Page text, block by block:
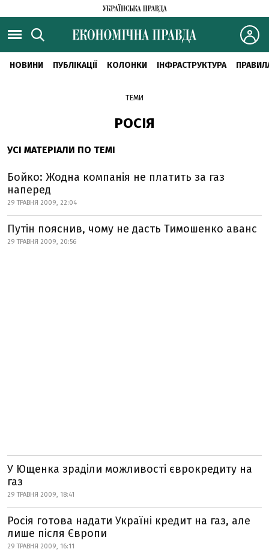
НОВИНИ ПУБЛІКАЦІЇ КОЛОНКИ ІНФРАСТРУКТУРА
ТЕМИ
РОСІЯ
УСІ МАТЕРІАЛИ ПО ТЕМІ
Бойко: Жодна компанія не платить за газ
наперед
29 ТРАВНЯ 2009, 22:04
Путін пояснив, чому не дасть Тимошенко аванс
29 ТРАВНЯ 2009, 20:56
У Ющенка зраділи можливості єврокредиту на
газ
29 ТРАВНЯ 2009, 18:41
Росія готова надати Україні кредит на газ, але
лише після Європи
29 ТРАВНЯ 2009, 16:11